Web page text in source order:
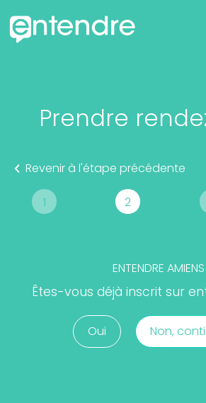
Prendre
Revenir à l'étape précédente
1 2
ENTENDRE AMIENS
Êtes-vous déjà inscrit sur
Oui Non,